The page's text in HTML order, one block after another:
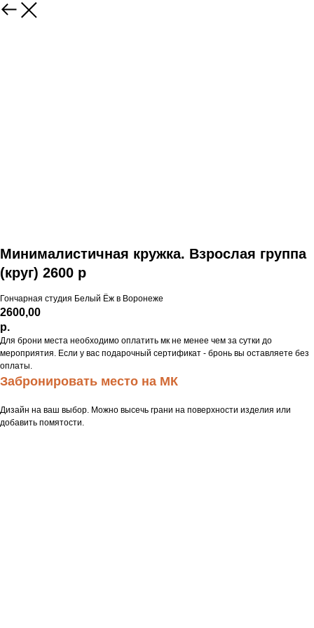
Минималистичная кружка. Взрослая группа
(круг) 2600 р
Гончарная студия Белый Ёж в Воронеже
2600,00
р.
Для брони места необходимо оплатить мк не менее чем за сутки до
мероприятия. Если у вас подарочный сертификат - бронь вы оставляете без
оплаты.
Забронировать место на МК
Дизайн на ваш выбор. Можно высечь грани на поверхности изделия или
добавить помятости.